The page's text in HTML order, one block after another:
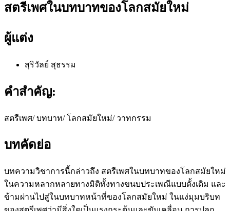
สตรีเพศในบทบาทของโลกสมัยใหม่
ผู้แต่ง
สุริวัลย์ สุธรรม
คำสำคัญ:
สตรีเพศ/ บทบาท/ โลกสมัยใหม่/ วาทกรรม
บทคัดย่อ
บทความวิชาการนี้กล่าวถึง สตรีเพศในบทบาทของโลกสมัยใหม่
ในความหลากหลายทางมิติทั้งทางขนบประเพณีแบบดั้งเดิม และ
ข้ามผ่านไปสู่ในบทบาทหน้าที่ของโลกสมัยใหม่ ในแง่มุมบริบท